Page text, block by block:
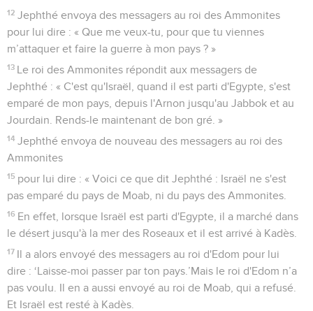
12 Jephthé envoya des messagers au roi des Ammonites
pour lui dire : « Que me veux-tu, pour que tu viennes
m’attaquer et faire la guerre à mon pays ? »
13 Le roi des Ammonites répondit aux messagers de
Jephthé : « C'est qu'Israël, quand il est parti d'Egypte, s'est
emparé de mon pays, depuis l'Arnon jusqu'au Jabbok et au
Jourdain. Rends-le maintenant de bon gré. »
14 Jephthé envoya de nouveau des messagers au roi des
Ammonites
15 pour lui dire : « Voici ce que dit Jephthé : Israël ne s'est
pas emparé du pays de Moab, ni du pays des Ammonites.
16 En effet, lorsque Israël est parti d'Egypte, il a marché dans
le désert jusqu'à la mer des Roseaux et il est arrivé à Kadès.
17 Il a alors envoyé des messagers au roi d'Edom pour lui
dire : ‘Laisse-moi passer par ton pays.’Mais le roi d'Edom n’a
pas voulu. Il en a aussi envoyé au roi de Moab, qui a refusé.
Et Israël est resté à Kadès.